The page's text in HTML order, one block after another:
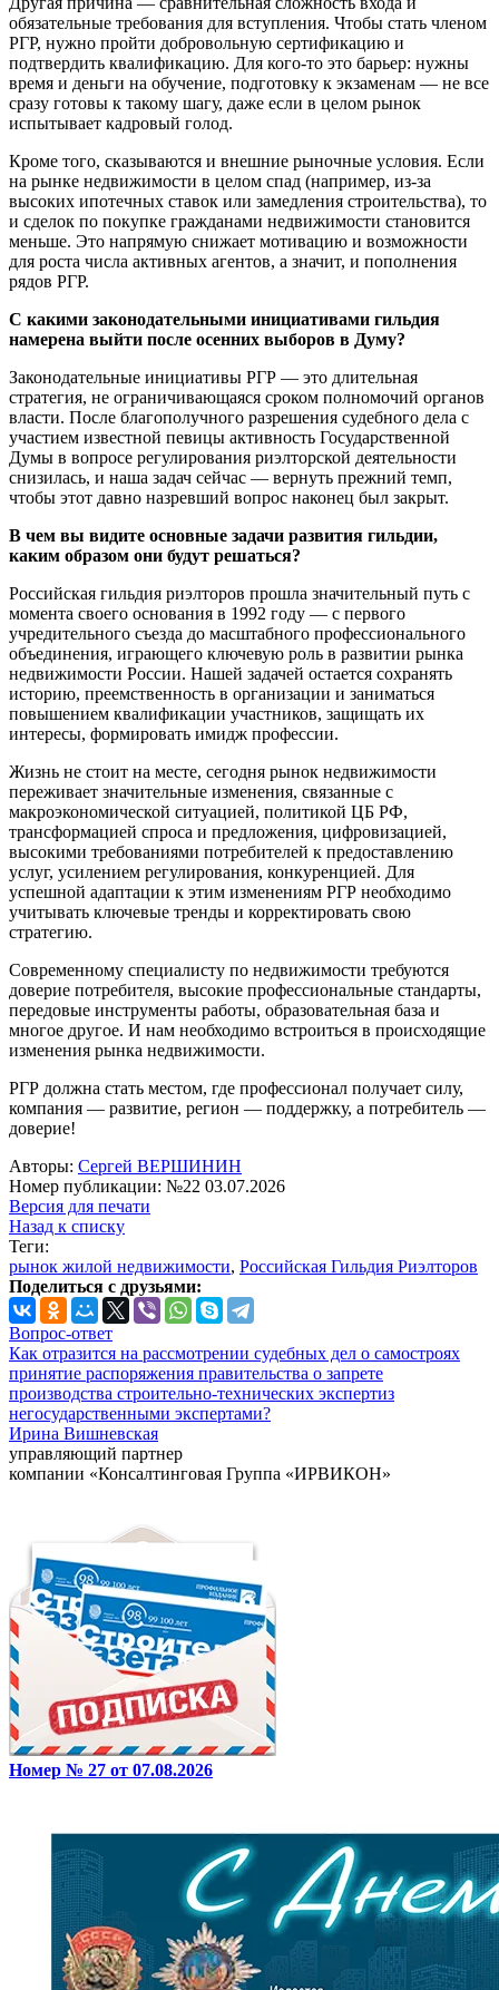
обязательные требования для вступления. Чтобы стать членом
РГР, нужно пройти добровольную сертификацию и
подтвердить квалификацию. Для кого-то это барьер: нужны
время и деньги на обучение, подготовку к экзаменам — не все
сразу готовы к такому шагу, даже если в целом рынок
испытывает кадровый голод.
Кроме того, сказываются и внешние рыночные условия. Если
на рынке недвижимости в целом спад (например, из-за
высоких ипотечных ставок или замедления строительства), то
и сделок по покупке гражданами недвижимости становится
меньше. Это напрямую снижает мотивацию и возможности
для роста числа активных агентов, а значит, и пополнения
рядов РГР.
С какими законодательными инициативами гильдия
намерена выйти после осенних выборов в Думу?
Законодательные инициативы РГР — это длительная
стратегия, не ограничивающаяся сроком полномочий органов
власти. После благополучного разрешения судебного дела с
участием известной певицы активность Государственной
Думы в вопросе регулирования риэлторской деятельности
снизилась, и наша задач сейчас — вернуть прежний темп,
чтобы этот давно назревший вопрос наконец был закрыт.
В чем вы видите основные задачи развития гильдии,
каким образом они будут решаться?
Российская гильдия риэлторов прошла значительный путь с
момента своего основания в 1992 году — с первого
учредительного съезда до масштабного профессионального
объединения, играющего ключевую роль в развитии рынка
недвижимости России. Нашей задачей остается сохранять
историю, преемственность в организации и заниматься
повышением квалификации участников, защищать их
интересы, формировать имидж профессии.
Жизнь не стоит на месте, сегодня рынок недвижимости
переживает значительные изменения, связанные с
макроэкономической ситуацией, политикой ЦБ РФ,
трансформацией спроса и предложения, цифровизацией,
высокими требованиями потребителей к предоставлению
услуг, усилением регулирования, конкуренцией. Для
успешной адаптации к этим изменениям РГР необходимо
учитывать ключевые тренды и корректировать свою
стратегию.
Современному специалисту по недвижимости требуются
доверие потребителя, высокие профессиональные стандарты,
передовые инструменты работы, образовательная база и
многое другое. И нам необходимо встроиться в происходящие
изменения рынка недвижимости.
РГР должна стать местом, где профессионал получает силу,
компания — развитие, регион — поддержку, а потребитель —
доверие!
Авторы: Сергей ВЕРШИНИН
Номер публикации: №22 03.07.2026
Версия для печати
Назад к списку
Теги:
рынок жилой недвижимости, Российская Гильдия Риэлторов
Поделиться с друзьями:
Вопрос-ответ
Как отразится на рассмотрении судебных дел о самостроях
принятие распоряжения правительства о запрете
производства строительно-технических экспертиз
негосударственными экспертами?
Ирина Вишневская
управляющий партнер
компании «Консалтинговая Группа «ИРВИКОН»
Номер № 27 от 07.08.2026